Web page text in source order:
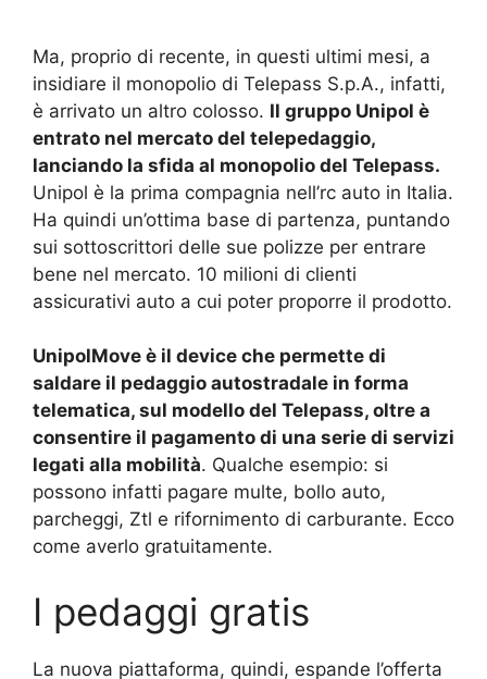
Ma, proprio di recente, in questi ultimi mesi, a
insidiare il monopolio di Telepass S.p.A., infatti,
è arrivato un altro colosso. Il gruppo Unipol è
entrato nel mercato del telepedaggio,
lanciando la sfida al monopolio del Telepass.
Unipol è la prima compagnia nell’rc auto in Italia.
Ha quindi un’ottima base di partenza, puntando
sui sottoscrittori delle sue polizze per entrare
bene nel mercato. 10 milioni di clienti
assicurativi auto a cui poter proporre il prodotto.
UnipolMove è il device che permette di
saldare il pedaggio autostradale in forma
telematica, sul modello del Telepass, oltre a
consentire il pagamento di una serie di servizi
legati alla mobilità. Qualche esempio: si
possono infatti pagare multe, bollo auto,
parcheggi, Ztl e rifornimento di carburante. Ecco
come averlo gratuitamente.
I pedaggi gratis
La nuova piattaforma, quindi, espande l’offerta